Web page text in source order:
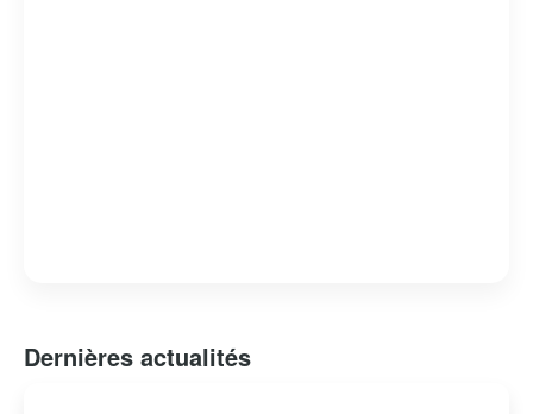
Dernières actualités